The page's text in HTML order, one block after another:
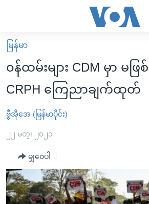
လွယ်ကူ
စေ
သည့်
များ
ပင်မ
ကျော်
ကြည့်
မူလစာမျက်နှာ
မြန်မာ
ကမ္ဘာ့သတင်းများ
နိုင်ငံတကာ
အစ္စရေး-ပါလက်စတိုင်း
ဗွီဒီယို
အင်္ဂလိပ်စာလေ့လာမယ်
အမေရိကန်သုံးအီဒီယံ
မကြေးမုံရဲ့ အင်္ဂလိပ်စာ
အပတ်စဉ်ကဏ္ဍများ
ရေဒီယို
ရေဒီယိုနှင့်ရုပ်သံ အချက်အလက်များ
မြန်မာ
၀န်ထမ်းများ CDM မှာ မဖြ
CRPH ကြေညာချက်ထုတ်
ဗွီအိုအေ (မြန်မာပိုင်း)
၂၂ မတ္၊ ၂၀၂၁
မျှဝေပါ